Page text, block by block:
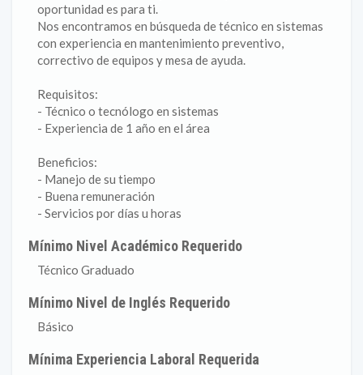
oportunidad es para ti.
Nos encontramos en búsqueda de técnico en sistemas
con experiencia en mantenimiento preventivo,
correctivo de equipos y mesa de ayuda.
Requisitos:
- Técnico o tecnólogo en sistemas
- Experiencia de 1 año en el área
Beneficios:
- Manejo de su tiempo
- Buena remuneración
- Servicios por días u horas
Mínimo Nivel Académico Requerido
Técnico Graduado
Mínimo Nivel de Inglés Requerido
Básico
Mínima Experiencia Laboral Requerida